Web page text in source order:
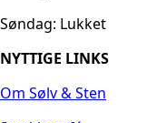
Søndag: Lukket
NYTTIGE LINKS
Om Sølv & Sten